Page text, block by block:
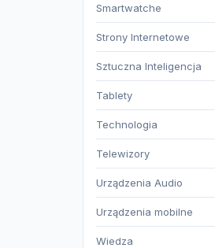
Smartwatche
Strony Internetowe
Sztuczna Inteligencja
Tablety
Technologia
Telewizory
Urządzenia Audio
Urządzenia mobilne
Wiedza